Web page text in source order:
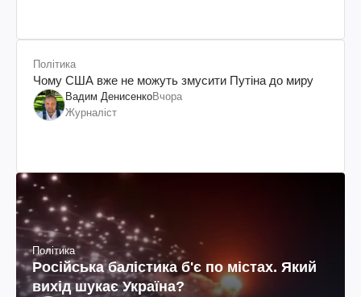
Політика
Чому США вже не можуть змусити Путіна до миру
Вадим ДенисенкоВчора
Журналіст
Політика
Російська балістика б'є по містах. Який
вихід шукає Україна?